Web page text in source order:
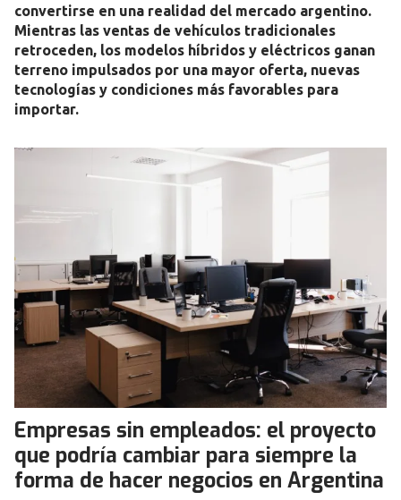
convertirse en una realidad del mercado argentino.
Mientras las ventas de vehículos tradicionales
retroceden, los modelos híbridos y eléctricos ganan
terreno impulsados por una mayor oferta, nuevas
tecnologías y condiciones más favorables para
importar.
Empresas sin empleados: el proyecto
que podría cambiar para siempre la
forma de hacer negocios en Argentina